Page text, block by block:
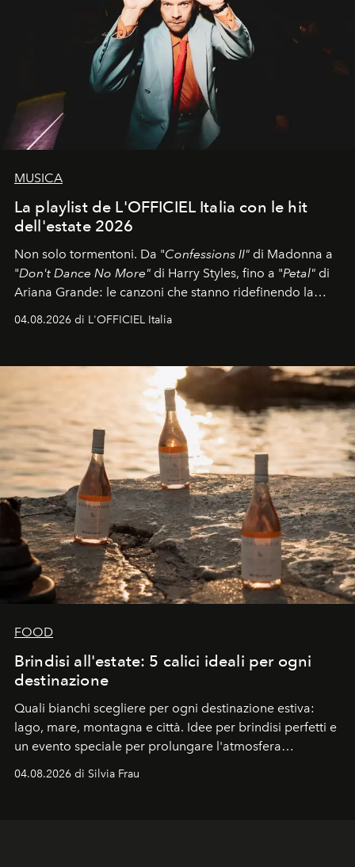
MUSICA
La playlist de L'OFFICIEL Italia con le hit
dell'estate 2026
Non solo tormentoni. Da "Confessions II" di Madonna a
"Don't Dance No More" di Harry Styles, fino a "Petal" di
Ariana Grande: le canzoni che stanno ridefinendo la
colonna sonora della stagione.
04.08.2026 di L'OFFICIEL Italia
FOOD
Brindisi all'estate: 5 calici ideali per ogni
destinazione
Quali bianchi scegliere per ogni destinazione estiva:
lago, mare, montagna e città. Idee per brindisi perfetti e
un evento speciale per prolungare l'atmosfera
04.08.2026 di Silvia Frau